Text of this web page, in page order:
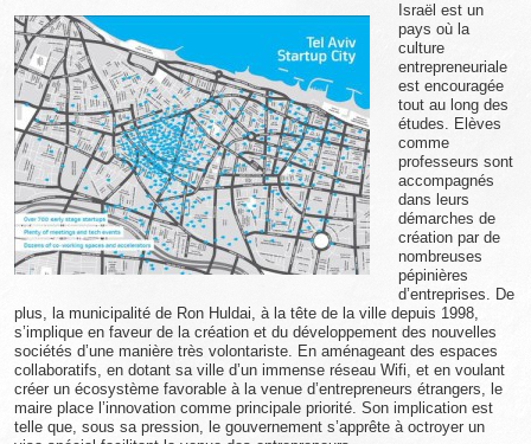
Israël est un
pays où la
culture
entrepreneuriale
est encouragée
tout au long des
études. Elèves
comme
professeurs sont
accompagnés
dans leurs
démarches de
création par de
nombreuses
pépinières
d’entreprises. De
plus, la municipalité de Ron Huldai, à la tête de la ville depuis 1998,
s’implique en faveur de la création et du développement des nouvelles
sociétés d’une manière très volontariste. En aménageant des espaces
collaboratifs, en dotant sa ville d’un immense réseau Wifi, et en voulant
créer un écosystème favorable à la venue d’entrepreneurs étrangers, le
maire place l’innovation comme principale priorité. Son implication est
telle que, sous sa pression, le gouvernement s’apprête à octroyer un